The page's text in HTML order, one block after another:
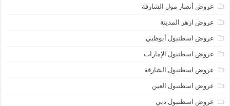
عروض أنصار مول الشارقة
عروض ازهر المدينة
عروض اسطنبول أبوظبي
عروض اسطنبول الإمارات
عروض اسطنبول الشارقة
عروض اسطنبول العين
عروض اسطنبول دبي